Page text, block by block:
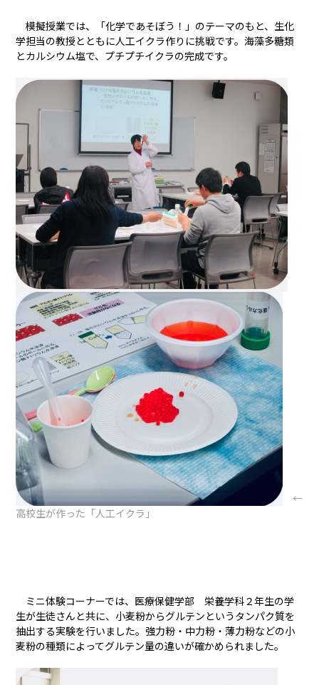
模擬授業では、「化学であそぼう！」のテーマのもと、生化
学担当の教授とともに人工イクラ作りに挑戦です。海藻多糖類
とカルシウム塩で、プチプチイクラの完成です。
←
高校生が作った「人工イクラ」
ミニ体験コーナーでは、医療保健学部 栄養学科２年生の学
生が生徒さんと共に、小麦粉からグルテンというタンパク質を
抽出する実験を行いました。強力粉・中力粉・薄力粉などの小
麦粉の種類によってグルテン量の違いが確かめられました。